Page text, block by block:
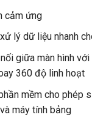
cảm ứng
lý dữ liệu nhanh
giữa màn hình
360 độ linh hoạt
mềm cho phép
máy tính bảng